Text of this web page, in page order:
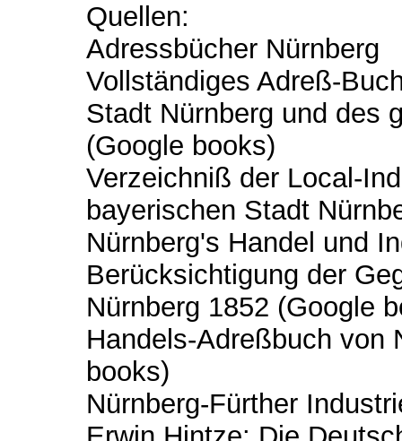
Quellen:
Adressbücher Nürnberg
Vollständiges Adreß-
Stadt Nürnberg und des
(Google books)
Verzeichniß der Local-
bayerischen Stadt
Nürnberg's Handel und
Berücksichtigung der
Nürnberg 1852 (Google
Handels-Adreßbuch von
books)
Nürnberg-Fürther